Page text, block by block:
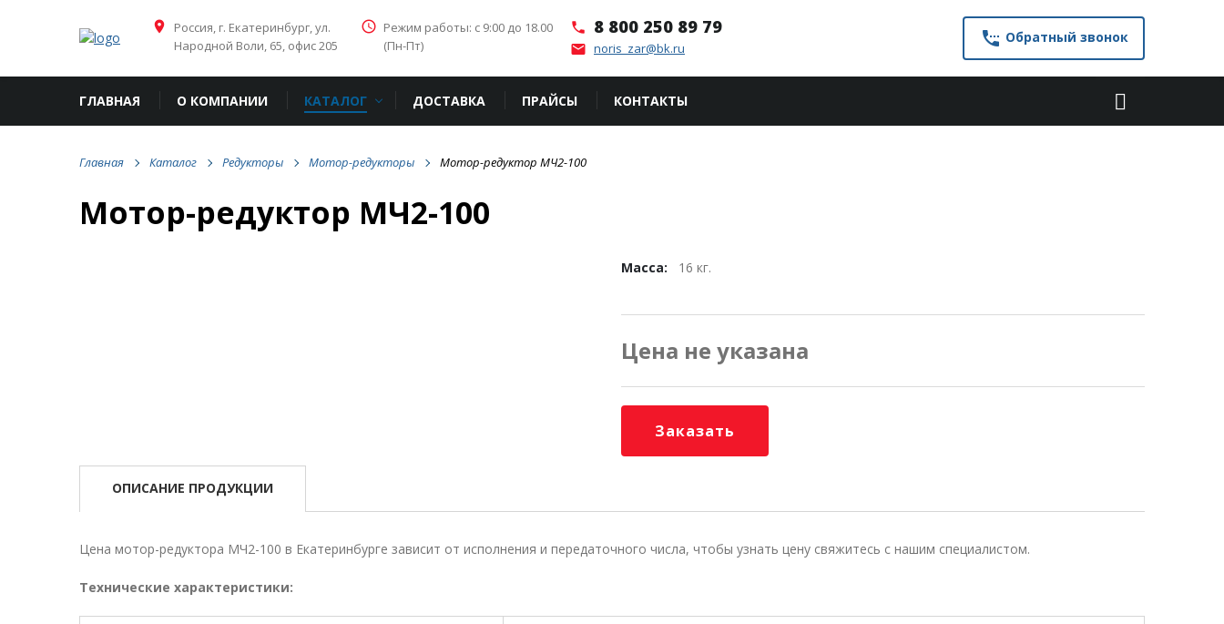
settings_phone Обратный звонок
place
Россия, г. Екатеринбург, ул.
Народной Воли, 65, офис 205
access_time Режим работы: с 9:00 до 18.00
(Пн-Пт)
phone 8 800 250 89 79
email noris_zar@bk.ru
ГЛАВНАЯ О КОМПАНИИ КАТАЛОГ ДОСТАВКА ПРАЙСЫ КОНТАКТЫ
Главная Каталог Редукторы Мотор-редукторы Мотор-редуктор МЧ2-100
Мотор-редуктор МЧ2-100
Масса: 16 кг.
Цена не указана
Заказать
ОПИСАНИЕ ПРОДУКЦИИ
Цена мотор-редуктора МЧ2-100 в Екатеринбурге зависит от исполнения и передаточного числа, чтобы узнать цену свяжитесь с нашим специалистом.
Технические характеристики: